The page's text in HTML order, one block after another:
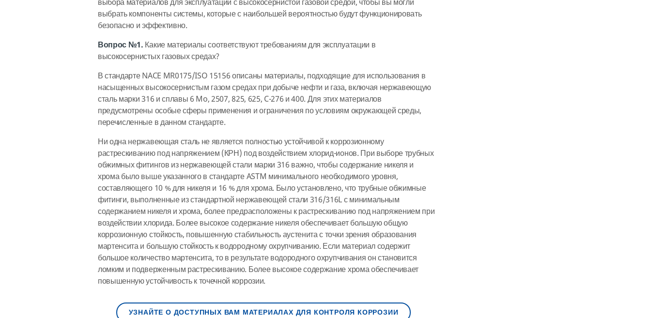
выбора материалов для эксплуатации с высокосернистой газовой средой, чтобы вы могли
выбрать компоненты системы, которые с наибольшей вероятностью будут функционировать
безопасно и эффективно.
Вопрос №1. Какие материалы соответствуют требованиям для эксплуатации в
высокосернистых газовых средах?
В стандарте NACE MR0175/ISO 15156 описаны материалы, подходящие для использования в
насыщенных высокосернистым газом средах при добыче нефти и газа, включая нержавеющую
сталь марки 316 и сплавы 6 Mo, 2507, 825, 625, C-276 и 400. Для этих материалов
предусмотрены особые сферы применения и ограничения по условиям окружающей среды,
перечисленные в данном стандарте.
Ни одна нержавеющая сталь не является полностью устойчивой к коррозионному
растрескиванию под напряжением (КРН) под воздействием хлорид-ионов. При выборе трубных
обжимных фитингов из нержавеющей стали марки 316 важно, чтобы содержание никеля и
хрома было выше указанного в стандарте ASTM минимального необходимого уровня,
составляющего 10 % для никеля и 16 % для хрома. Было установлено, что трубные обжимные
фитинги, выполненные из стандартной нержавеющей стали 316/316L с минимальным
содержанием никеля и хрома, более предрасположены к растрескиванию под напряжением при
воздействии хлорида. Более высокое содержание никеля обеспечивает большую общую
коррозионную стойкость, повышенную стабильность аустенита с точки зрения образования
мартенсита и большую стойкость к водородному охрупчиванию. Если материал содержит
большое количество мартенсита, то в результате водородного охрупчивания он становится
ломким и подверженным растрескиванию. Более высокое содержание хрома обеспечивает
повышенную устойчивость к точечной коррозии.
УЗНАЙТЕ О ДОСТУПНЫХ ВАМ МАТЕРИАЛАХ ДЛЯ КОНТРОЛЯ КОРРОЗИИ